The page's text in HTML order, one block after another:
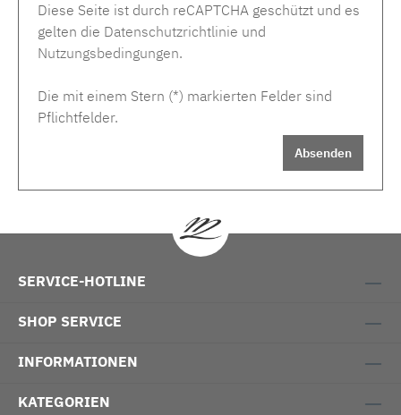
Diese Seite ist durch reCAPTCHA geschützt und es
gelten die Datenschutzrichtlinie und
Nutzungsbedingungen.
Die mit einem Stern (*) markierten Felder sind
Pflichtfelder.
Absenden
SERVICE-HOTLINE
SHOP SERVICE
INFORMATIONEN
KATEGORIEN